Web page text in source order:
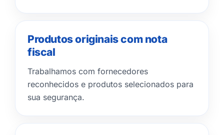
Produtos originais com nota
fiscal
Trabalhamos com fornecedores
reconhecidos e produtos selecionados para
sua segurança.